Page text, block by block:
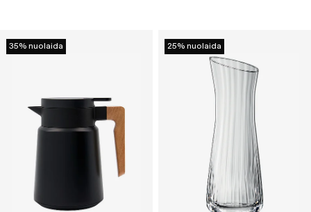
35% nuolaida 25% nuolaida